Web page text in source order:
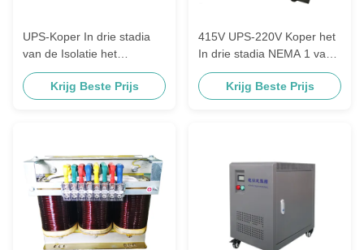
UPS-Koper In drie stadia
van de Isolatie het
Autotransformator IP23
NEMA 1Krijg Beste Prijs
415V UPS-220V Koper het
In drie stadia NEMA 1 van
de Isolatietransformator
Krijg Beste Prijs